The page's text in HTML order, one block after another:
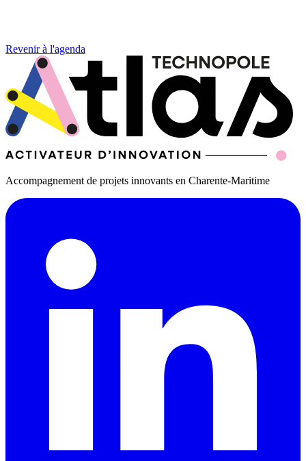
Revenir à l'agenda
Accompagnement de projets innovants en Charente-Maritime